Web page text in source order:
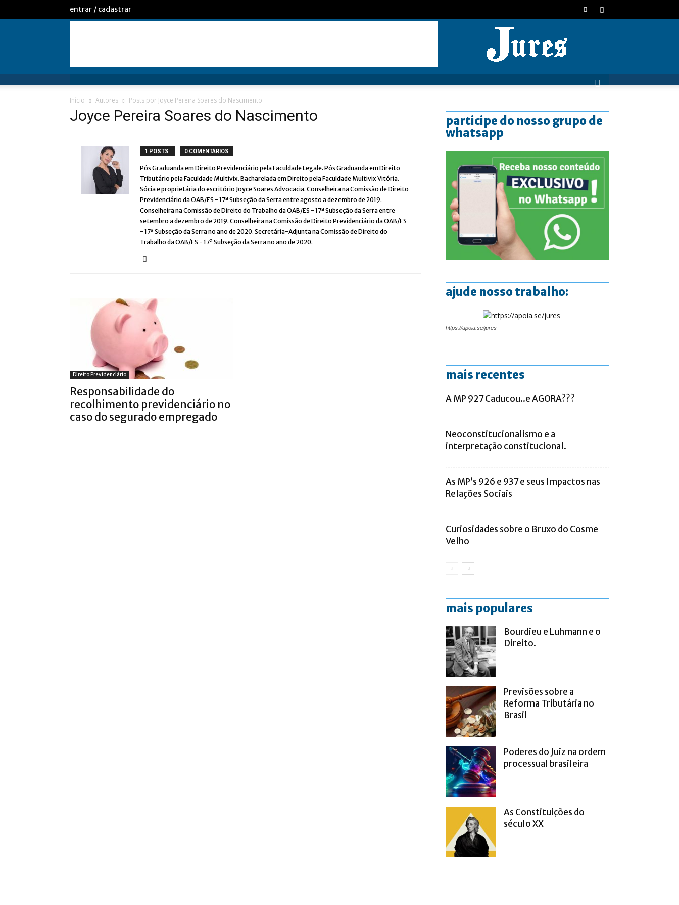
entrar / cadastrar
Início Autores Posts por Joyce Pereira Soares do Nascimento
Joyce Pereira Soares do Nascimento
1 POSTS 0 COMENTÁRIOS
Pós Graduanda em Direito Previdenciário pela Faculdade Legale. Pós Graduanda em Direito
Tributário pela Faculdade Multivix. Bacharelada em Direito pela Faculdade Multivix Vitória.
Sócia e proprietária do escritório Joyce Soares Advocacia. Conselheira na Comissão de Direito
Previdenciário da OAB/ES - 17ª Subseção da Serra entre agosto a dezembro de 2019.
Conselheira na Comissão de Direito do Trabalho da OAB/ES - 17ª Subseção da Serra entre
setembro a dezembro de 2019. Conselheira na Comissão de Direito Previdenciário da OAB/ES
- 17ª Subseção da Serra no ano de 2020. Secretária-Adjunta na Comissão de Direito do
Trabalho da OAB/ES - 17ª Subseção da Serra no ano de 2020.
Direito Previdenciário
Responsabilidade do
recolhimento previdenciário no
caso do segurado empregado
participe do nosso grupo de
whatsapp
ajude nosso trabalho:
https://apoia.se/jures
mais recentes
A MP 927 Caducou..e AGORA???
Neoconstitucionalismo e a
interpretação constitucional.
As MP’s 926 e 937 e seus Impactos nas
Relações Sociais
Curiosidades sobre o Bruxo do Cosme
Velho
mais populares
Bourdieu e Luhmann e o
Direito.
Previsões sobre a
Reforma Tributária no
Brasil
Poderes do Juiz na ordem
processual brasileira
As Constituições do
século XX